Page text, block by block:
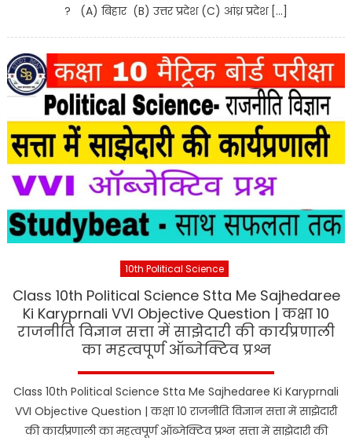
? (A) बिहार (B) उत्तर प्रदेश (C) आंध्र प्रदेश […]
10th Political Science
Class 10th Political Science Stta Me Sajhedaree
Ki Karyprnali VVI Objective Question | कक्षा 10
राजनीति विज्ञान सत्ता में साझेदारी की कार्यप्रणाली
का महत्वपूर्ण ऑब्जेक्टिव प्रश्न
Class 10th Political Science Stta Me Sajhedaree Ki Karyprnali
VVI Objective Question | कक्षा 10 राजनीति विज्ञान सत्ता में साझेदारी
की कार्यप्रणाली का महत्वपूर्ण ऑब्जेक्टिव प्रश्न सत्ता में साझेदारी की